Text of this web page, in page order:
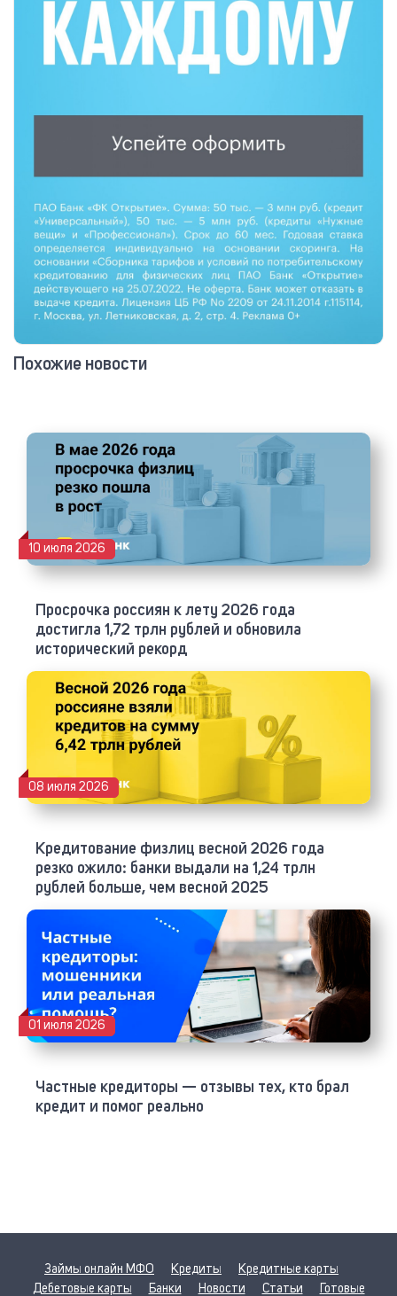
Похожие новости
Просрочка россиян к лету 2026 года
достигла 1,72 трлн рублей и обновила
исторический рекорд
10 июля 2026
Кредитование физлиц весной 2026 года
резко ожило: банки выдали на 1,24 трлн
рублей больше, чем весной 2025
08 июля 2026
Частные кредиторы — отзывы тех, кто брал
кредит и помог реально
01 июля 2026
Займы онлайн МФО Кредиты
Кредитные карты
Дебетовые карты
Банки Новости Статьи Готовые